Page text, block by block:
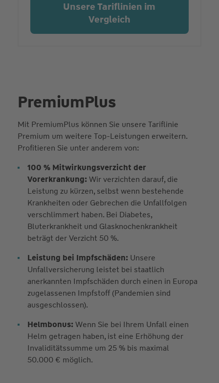
Unsere Tariflinien im
Vergleich
PremiumPlus
Mit PremiumPlus können Sie unsere Tariflinie
Premium um weitere Top-Leistungen erweitern.
Profitieren Sie unter anderem von:
100 % Mitwirkungsverzicht der
Vorerkrankung: Wir verzichten darauf, die
Leistung zu kürzen, selbst wenn bestehende
Krankheiten oder Gebrechen die Unfallfolgen
verschlimmert haben. Bei Diabetes,
Bluterkrankheit und Glasknochenkrankheit
beträgt der Verzicht 50 %.
Leistung bei Impfschäden: Unsere
Unfallversicherung leistet bei staatlich
anerkannten Impfschäden durch einen in Europa
zugelassenen Impfstoff (Pandemien sind
ausgeschlossen).
Helmbonus: Wenn Sie bei Ihrem Unfall einen
Helm getragen haben, ist eine Erhöhung der
Invaliditätssumme um 25 % bis maximal
50.000 € möglich.